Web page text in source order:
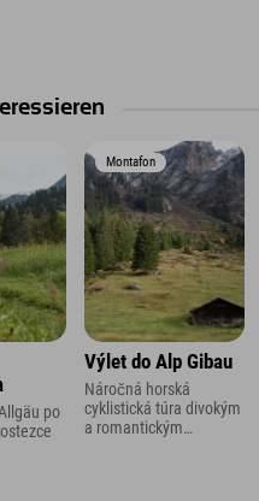
po
Montafon
Výlet do Alp Gibau
Náročná horská
cyklistická túra divokým
a romantickým